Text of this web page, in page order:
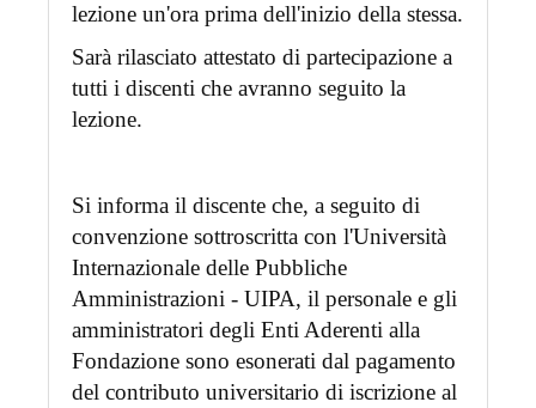
lezione un'ora prima dell'inizio della stessa.
Sarà rilasciato attestato di partecipazione a
tutti i discenti che avranno seguito la
lezione.
Si informa il discente che, a seguito di
convenzione sottroscritta con l'Università
Internazionale delle Pubbliche
Amministrazioni - UIPA, il personale e gli
amministratori degli Enti Aderenti alla
Fondazione sono esonerati dal pagamento
del contributo universitario di iscrizione al